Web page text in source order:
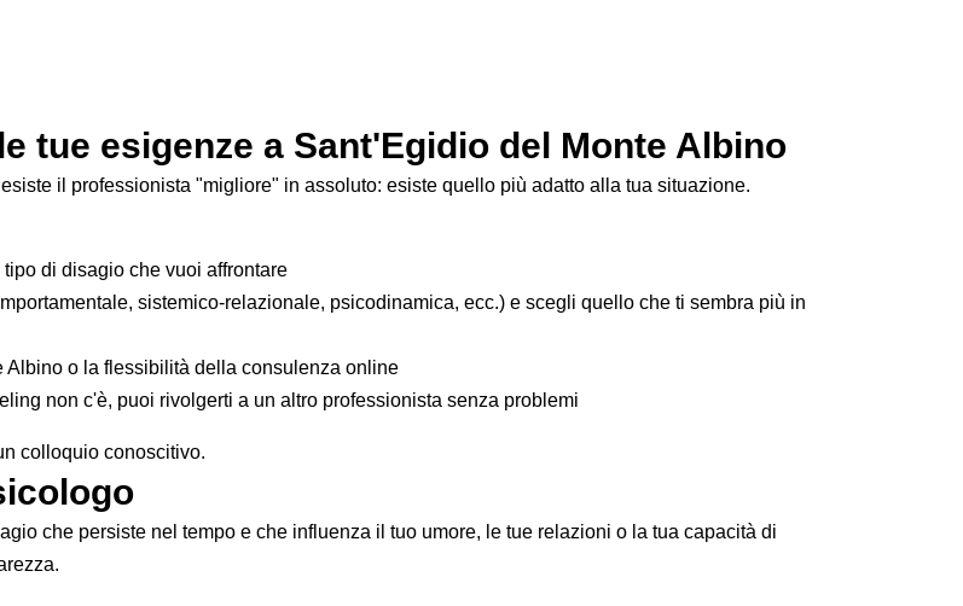
tue esigenze a Sant'Egidio del Monte Albino
il professionista "migliore" in assoluto: esiste quello più adatto alla tua situazione.
di disagio che vuoi affrontare
sistemico-relazionale, psicodinamica, ecc.) e scegli quello che ti sembra più in
o la flessibilità della consulenza online
non c'è, puoi rivolgerti a un altro professionista senza problemi
colloquio conoscitivo.
che persiste nel tempo e che influenza il tuo umore, le tue relazioni o la tua capacità di